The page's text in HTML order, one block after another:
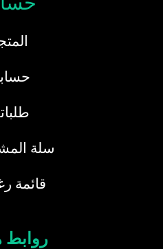
سلة
قائمة
روابط